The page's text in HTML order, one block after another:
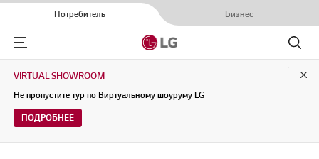
Потребитель Бизнес
Menu
Поиск
VIRTUAL SHOWROOM
Не пропустите тур по Виртуальному шоуруму LG
ПОДРОБНЕЕ